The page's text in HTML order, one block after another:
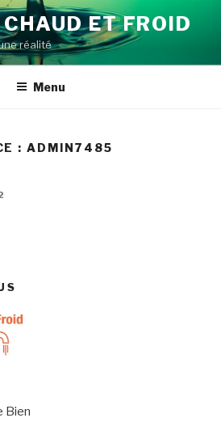
ET FROID
réalité
Menu
:ADMIN7485
Bien